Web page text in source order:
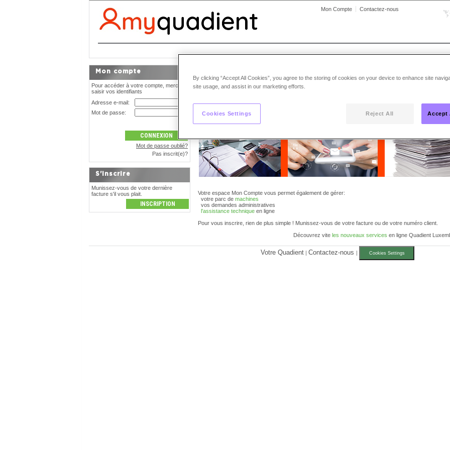
Mon Compte Contactez-nous
Mon compte
Pour accéder à votre compte, merci de
saisir vos identifiants
Adresse e-mail:
Mot de passe:
Mot de passe oublié?
Pas inscrit(e)?
S'inscrire
Munissez-vous de votre dernière
facture s'il vous plait.
Bienvenue sur VOTRE COMPTE PERSONNEL
Luxembourg
Votre espace Mon Compte vous permet également de gérer:
votre parc de machines
vos demandes administratives
l'assistance technique en ligne
Pour vous inscrire, rien de plus simple ! Munissez-vous de votre facture ou de votre numéro client.
Découvrez vite les nouveaux services en ligne Quadient
Votre Quadient| Contactez-nous | Cookies Settings
By clicking “Accept All Cookies”, you agree to the storing of cookies on your device to enhance site
site usage, and assist in our marketing efforts.
Cookies Settings Reject All Accept